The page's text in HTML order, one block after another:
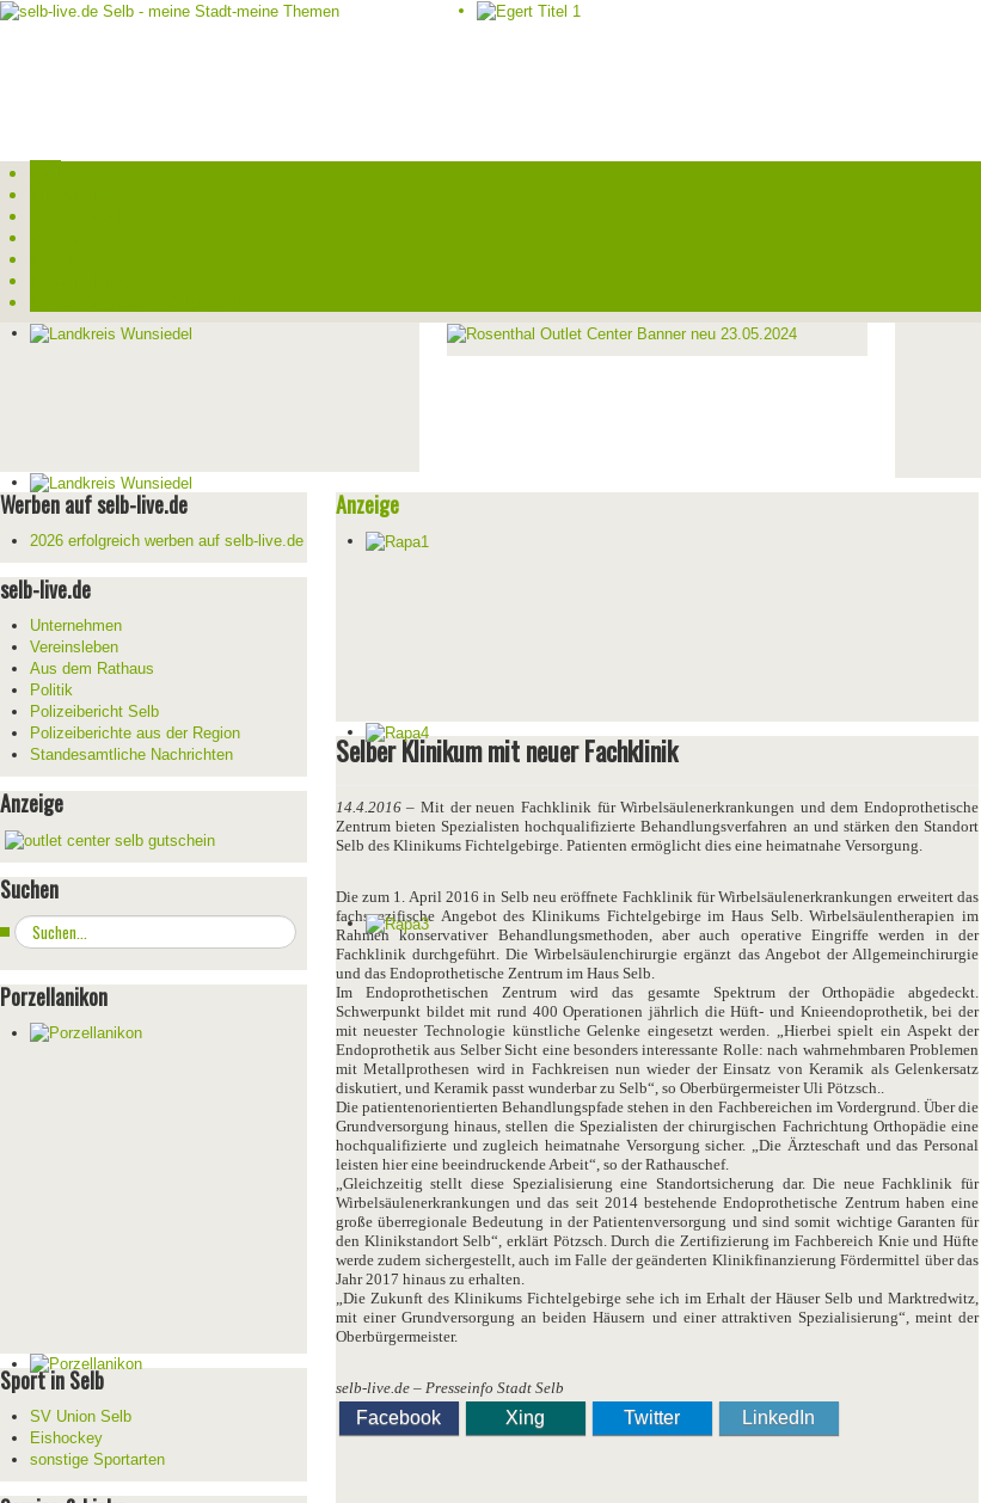
Werben auf selb-live.de
2026 erfolgreich werben auf selb-live.de
selb-live.de
Unternehmen
Vereinsleben
Aus dem Rathaus
Politik
Polizeibericht Selb
Polizeiberichte aus der Region
Standesamtliche Nachrichten
Anzeige
Suchen
Suchen
...
Porzellanikon
Sport in Selb
SV Union Selb
Eishockey
sonstige Sportarten
Anzeige
Selber Klinikum mit neuer Fachklinik
14.4.2016– Mit der neuen Fachklinik für Wirbelsäulenerkrankungen und dem Endoprothetische
Zentrum bieten Spezialisten hochqualifizierte Behandlungsverfahren an und stärken den Standort
Selb des Klinikums Fichtelgebirge. Patienten ermöglicht dies eine heimatnahe Versorgung.
Die zum 1. April 2016 in Selb neu eröffnete Fachklinik für Wirbelsäulenerkrankungen erweitert das
fachspezifische Angebot des Klinikums Fichtelgebirge im Haus Selb. Wirbelsäulentherapien im
Rahmen konservativer Behandlungsmethoden, aber auch operative Eingriffe werden in der
Fachklinik durchgeführt. Die Wirbelsäulenchirurgie ergänzt das Angebot der Allgemeinchirurgie
und das Endoprothetische Zentrum im Haus Selb.
Im Endoprothetischen Zentrum wird das gesamte Spektrum der Orthopädie abgedeckt.
Schwerpunkt bildet mit rund 400 Operationen jährlich die Hüft- und Knieendoprothetik, bei der
mit neuester Technologie künstliche Gelenke eingesetzt werden. „Hierbei spielt ein Aspekt der
Endoprothetik aus Selber Sicht eine besonders interessante Rolle: nach wahrnehmbaren Problemen
mit Metallprothesen wird in Fachkreisen nun wieder der Einsatz von Keramik als Gelenkersatz
diskutiert, und Keramik passt wunderbar zu Selb“, so Oberbürgermeister Uli Pötzsch..
Die patientenorientierten Behandlungspfade stehen in den Fachbereichen im Vordergrund. Über die
Grundversorgung hinaus, stellen die Spezialisten der chirurgischen Fachrichtung Orthopädie eine
hochqualifizierte und zugleich heimatnahe Versorgung sicher. „Die Ärzteschaft und das Personal
leisten hier eine beeindruckende Arbeit“, so der Rathauschef.
„Gleichzeitig stellt diese Spezialisierung eine Standortsicherung dar. Die neue Fachklinik für
Wirbelsäulenerkrankungen und das seit 2014 bestehende Endoprothetische Zentrum haben eine
große überregionale Bedeutung in der Patientenversorgung und sind somit wichtige Garanten für
den Klinikstandort Selb“, erklärt Pötzsch. Durch die Zertifizierung im Fachbereich Knie und Hüfte
werde zudem sichergestellt, auch im Falle der geänderten Klinikfinanzierung Fördermittel über das
Jahr 2017 hinaus zu erhalten.
„Die Zukunft des Klinikums Fichtelgebirge sehe ich im Erhalt der Häuser Selb und Marktredwitz,
mit einer Grundversorgung an beiden Häusern und einer attraktiven Spezialisierung“, meint der
Oberbürgermeister.
selb-live.de – Presseinfo Stadt Selb
Facebook Xing Twitter LinkedIn